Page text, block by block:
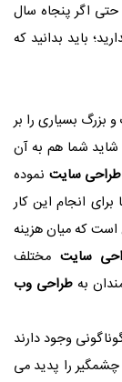
اگر پنجاه سال
باید بدانید که
بسیاری را بر
شاید شما هم به آن
طراحی سایت نموده
انجام این کار
که میان هزینه
سایت مختلف
به طراحی وب
وجود دارند
را پدید می